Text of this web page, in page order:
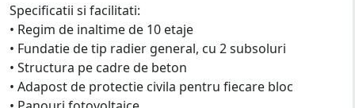
Specificatii si facilitati:
• Regim de inaltime de 10 etaje
• Fundatie de tip radier general, cu 2 subsoluri
• Structura pe cadre de beton
• Adapost de protectie civila pentru fiecare bloc